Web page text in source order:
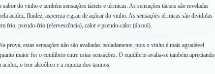
sabor do vinho e também sensações tácteis e térmicas. As sensações tácteis são reveladas
acidez, fluidez, aspereza e grau de açúcar do vinho. As sensações térmicas são divididas
frio, pseudo-frio (efervescência), calor e pseudo-calor (álcool).
prova, estas sensações não são avaliadas isoladamente, pois o vinho é mais agradável
maior for o equilíbrio entre estas sensações. O equilíbrio avalia-se também apreciando
acidez, o teor alcoólico e a riqueza dos taninos.